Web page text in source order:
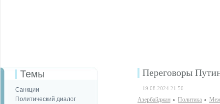
Темы
Санкции
Политический диалог
Переговоры
19.08.2024 21:50
Азербайджан Политика